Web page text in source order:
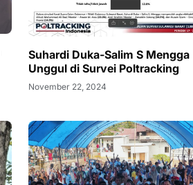
Suhardi Duka-Salim S Mengga
Unggul di Survei Poltracking
November 22, 2024